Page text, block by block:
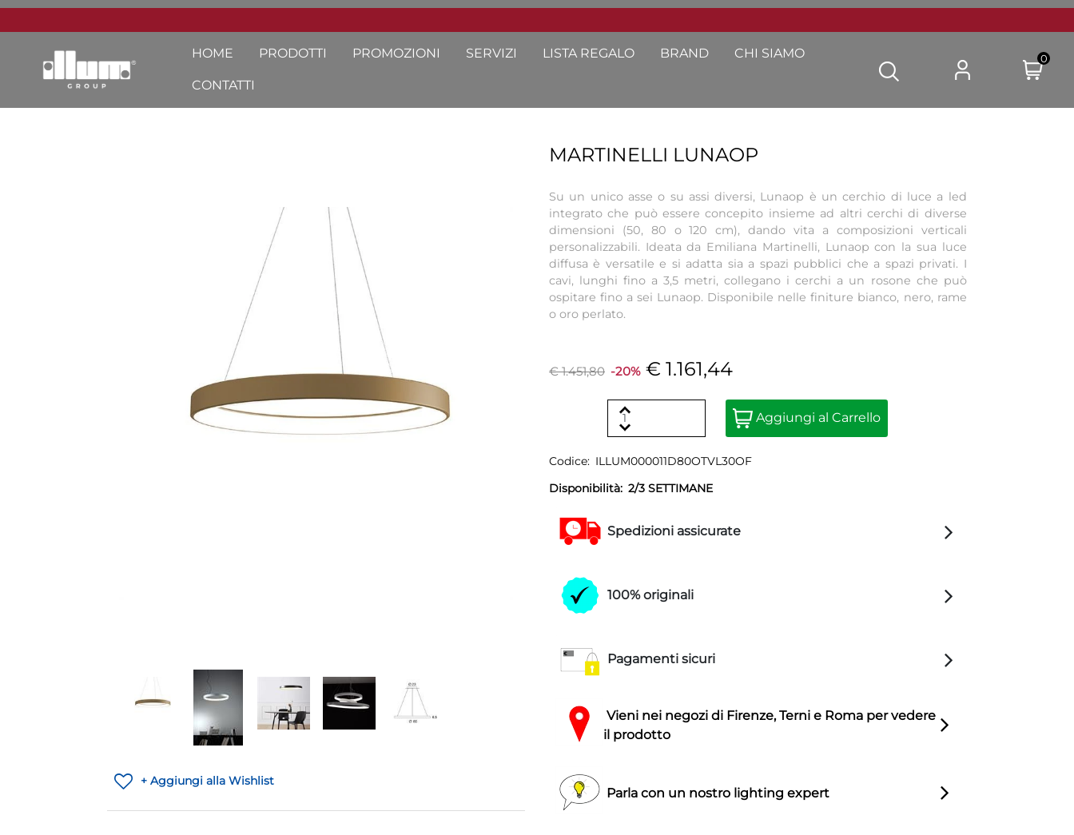
HOME PRODOTTI PROMOZIONI SERVIZI LISTA REGALO BRAND CHI SIAMO
CONTATTI
0
+ Aggiungi alla Wishlist
MARTINELLI LUNAOP
Su un unico asse o su assi diversi, Lunaop è un cerchio di luce a led
integrato che può essere concepito insieme ad altri cerchi di diverse
dimensioni (50, 80 o 120 cm), dando vita a composizioni verticali
personalizzabili. Ideata da Emiliana Martinelli, Lunaop con la sua luce
diffusa è versatile e si adatta sia a spazi pubblici che a spazi privati. I
cavi, lunghi fino a 3,5 metri, collegano i cerchi a un rosone che può
ospitare fino a sei Lunaop. Disponibile nelle finiture bianco, nero, rame
o oro perlato.
€ 1.451,80 -20% € 1.161,44
Quantità
Aggiungi al Carrello
Codice: ILLUM000011D80OTVL30OF
Disponibilità: 2/3 SETTIMANE
Spedizioni assicurate
100% originali
Pagamenti sicuri
Vieni nei negozi di Firenze, Terni e Roma per vedere
il prodotto
Parla con un nostro lighting expert